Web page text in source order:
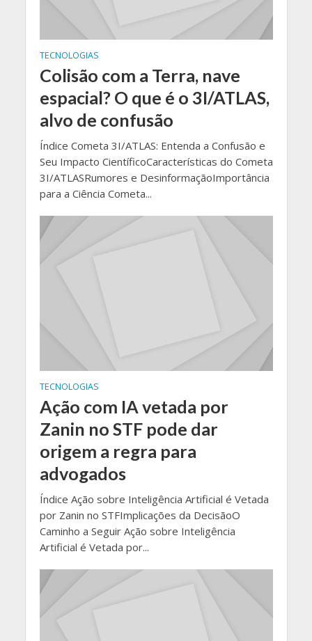
TECNOLOGIAS
Colisão com a Terra, nave
espacial? O que é o 3I/ATLAS,
alvo de confusão
Índice Cometa 3I/ATLAS: Entenda a Confusão e
Seu Impacto CientíficoCaracterísticas do Cometa
3I/ATLASRumores e DesinformaçãoImportância
para a Ciência Cometa...
TECNOLOGIAS
Ação com IA vetada por
Zanin no STF pode dar
origem a regra para
advogados
Índice Ação sobre Inteligência Artificial é Vetada
por Zanin no STFImplicações da DecisãoO
Caminho a Seguir Ação sobre Inteligência
Artificial é Vetada por...